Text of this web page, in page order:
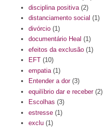
disciplina positiva (2)
distanciamento social (1)
divórcio (1)
documentário Heal (1)
efeitos da exclusão (1)
EFT (10)
empatia (1)
Entender a dor (3)
equilíbrio dar e receber (2)
Escolhas (3)
estresse (1)
exclu (1)